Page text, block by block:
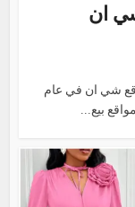
شي ان
شي ان في عام